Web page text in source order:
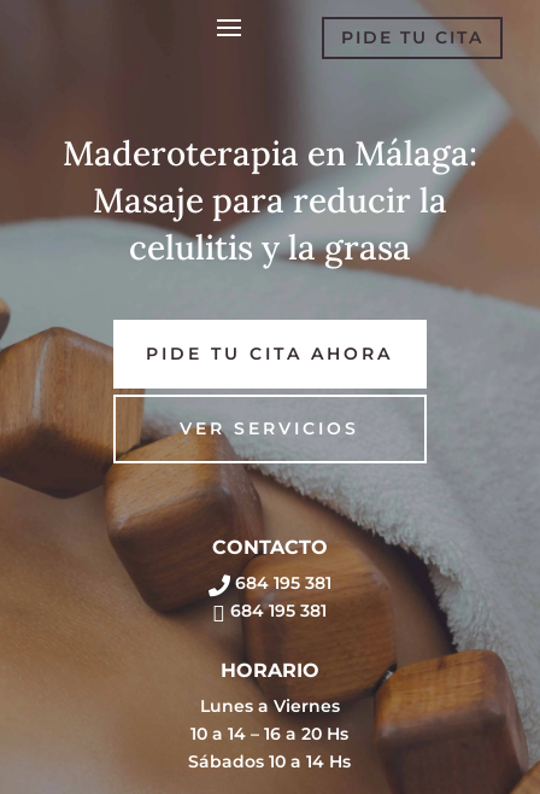
PIDE TU CITA
Maderoterapia en Málaga:
Masaje para reducir la
celulitis y la grasa
PIDE TU CITA AHORA
VER SERVICIOS
CONTACTO
684 195 381
684 195 381
HORARIO
Lunes a Viernes
10 a 14 – 16 a 20 Hs
Sábados 10 a 14 Hs